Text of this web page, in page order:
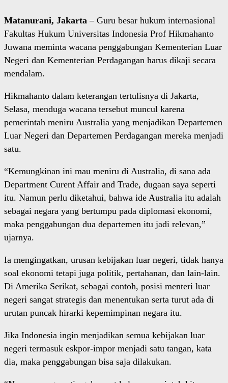
Matanurani, Jakarta – Guru besar hukum internasional
Fakultas Hukum Universitas Indonesia Prof Hikmahanto
Juwana meminta wacana penggabungan Kementerian Luar
Negeri dan Kementerian Perdagangan harus dikaji secara
mendalam.
Hikmahanto dalam keterangan tertulisnya di Jakarta,
Selasa, menduga wacana tersebut muncul karena
pemerintah meniru Australia yang menjadikan Departemen
Luar Negeri dan Departemen Perdagangan mereka menjadi
satu.
“Kemungkinan ini mau meniru di Australia, di sana ada
Department Curent Affair and Trade, dugaan saya seperti
itu. Namun perlu diketahui, bahwa ide Australia itu adalah
sebagai negara yang bertumpu pada diplomasi ekonomi,
maka penggabungan dua departemen itu jadi relevan,”
ujarnya.
Ia mengingatkan, urusan kebijakan luar negeri, tidak hanya
soal ekonomi tetapi juga politik, pertahanan, dan lain-lain.
Di Amerika Serikat, sebagai contoh, posisi menteri luar
negeri sangat strategis dan menentukan serta turut ada di
urutan puncak hirarki kepemimpinan negara itu.
Jika Indonesia ingin menjadikan semua kebijakan luar
negeri termasuk eskpor-impor menjadi satu tangan, kata
dia, maka penggabungan bisa saja dilakukan.